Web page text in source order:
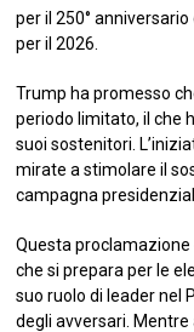
per il 250°
per il 2026.
Trump ha promesso
periodo limitato, il che
suoi sostenitori.
mirate a stimolare il
campagna
Questa
che si prepara per le
suo ruolo di leader nel
degli avversari.